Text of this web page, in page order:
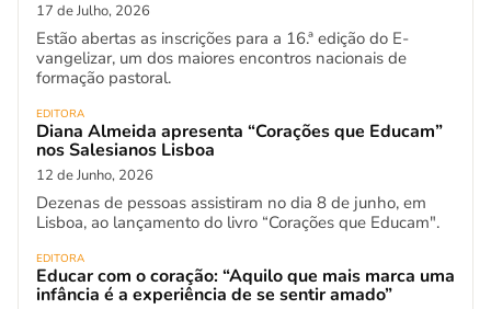
17 de Julho, 2026
Estão abertas as inscrições para a 16.ª edição do E-
vangelizar, um dos maiores encontros nacionais de
formação pastoral.
EDITORA
Diana Almeida apresenta “Corações que Educam”
nos Salesianos Lisboa
12 de Junho, 2026
Dezenas de pessoas assistiram no dia 8 de junho, em
Lisboa, ao lançamento do livro “Corações que Educam".
EDITORA
Educar com o coração: “Aquilo que mais marca uma
infância é a experiência de se sentir amado”